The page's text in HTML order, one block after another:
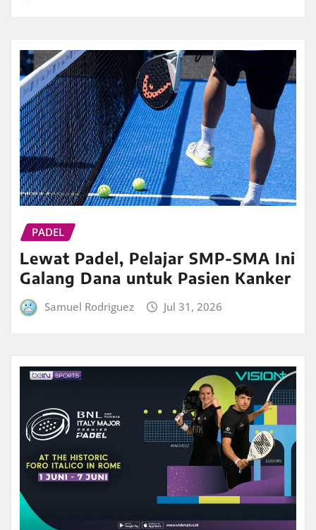
PADEL
Lewat Padel, Pelajar SMP-SMA Ini
Galang Dana untuk Pasien Kanker
Samuel Rodriguez Jul 31, 2026